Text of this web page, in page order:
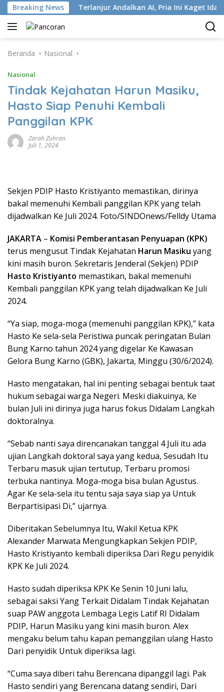
Langsung
ke
konten
Breaking News
ISP Terlanjur Andalkan AI, Pria Ini Kaget Idap
Beranda Nasional
Nasional
Tindak Kejahatan Harun Masiku,
Hasto Siap Penuhi Kembali
Panggilan KPK
Zarah Zuhran
Juli 1, 2024
Sekjen PDIP Hasto Kristiyanto memastikan, dirinya
bakal memenuhi Kembali panggilan KPK yang telah
dijadwalkan Ke Juli 2024. Foto/SINDOnews/Felldy Utama
JAKARTA – Komisi Pemberantasan Penyuapan (KPK)
terus mengusut Tindak Kejahatan Harun Masiku yang
kini masih buron. Sekretaris Jenderal (Sekjen) PDIP
Hasto Kristiyanto memastikan, bakal memenuhi
Kembali panggilan KPK yang telah dijadwalkan Ke Juli
2024.
“Ya siap, moga-moga (memenuhi panggilan KPK),” kata
Hasto Ke sela-sela Peristiwa puncak peringatan Bulan
Bung Karno tahun 2024 yang digelar Ke Kawasan
Gelora Bung Karno (GBK), Jakarta, Minggu (30/6/2024).
Hasto mengatakan, hal ini penting sebagai bentuk taat
hukum sebagai warga Negeri. Meski diakuinya, Ke
bulan Juli ini dirinya juga harus fokus Didalam Langkah
doktoralnya.
“Sebab nanti saya direncanakan tanggal 4 Juli itu ada
ujian Langkah doktoral saya yang kedua, Sesudah Itu
Terbaru masuk ujian tertutup, Terbaru promosi
terbuka nantinya. Moga-moga bisa bulan Agustus.
Agar Ke sela-sela itu tentu saja saya siap ya Untuk
Berpartisipasi Di,” ujarnya.
Diberitakan Sebelumnya Itu, Wakil Ketua KPK
Alexander Marwata Mengungkapkan Sekjen PDIP,
Hasto Kristiyanto kembali diperiksa Dari Regu penyidik
KPK Ke Juli 2024.
Hasto sudah diperiksa KPK Ke Senin 10 Juni lalu,
sebagai saksi Yang Terkait Didalam Tindak Kejahatan
suap PAW anggota Lembaga Legis Latif RI Didalam
PDIP, Harun Masiku yang kini masih buron. Alex
mengaku belum tahu kapan pemanggilan ulang Hasto
Dari penyidik Untuk diperiksa lagi.
“Cuma saya diberi tahu Berencana dipanggil lagi. Pak
Hasto sendiri yang Berencana datang sendiri, Dari